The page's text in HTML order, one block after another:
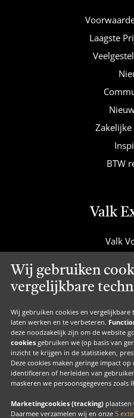
Wij gebruiken
vergelijkbare
Wij gebruiken cookies en
laten werken en te verbeteren.
deze noodzakelijk zijn om de website
cookies gebruiken we (op basis van
inzicht te krijgen in de statistieken,
Deze cookies maken geringe impact
identificeren of herleiden van
maskeren we persoonsgegevens zoals
Marketingcookies (tracking)
Daarmee verzamelen wij en onze 5
Laagste
BTW
Valk
Valk
Valk
Valk
Valk
Valk
Valk